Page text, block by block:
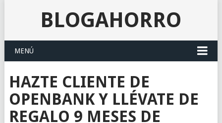
BLOGAHORRO
MENÚ
HAZTE CLIENTE DE
OPENBANK Y LLÉVATE DE
REGALO 9 MESES DE